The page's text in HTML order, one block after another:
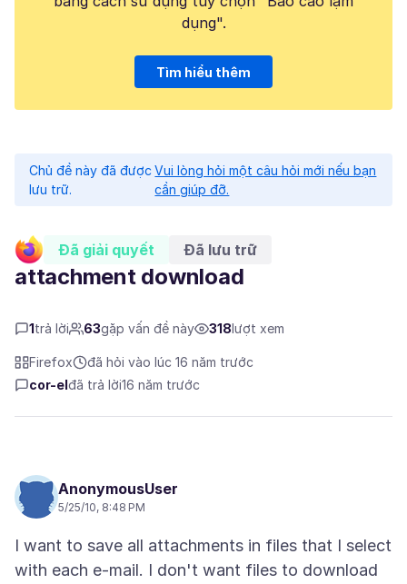
dụng".
Tìm hiểu thêm
Chủ đề này đã được
lưu trữ.
Vui lòng hỏi một câu hỏi mới nếu bạn
cần giúp đỡ.
Đã giải quyết Đã lưu trữ
attachment download
1trả lời 63gặp vấn đề này 318lượt xem
Firefox
đã hỏi vào lúc 16 năm trước
cor-elđã trả lời16 năm trước
AnonymousUser
5/25/10, 8:48 PM
I want to save all attachments in files that I select
with each e-mail. I don't want files to download